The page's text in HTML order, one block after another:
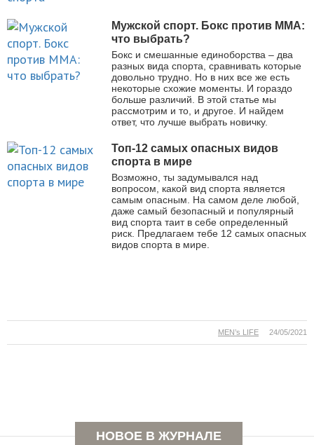
Мужской спорт. Бокс против ММА:
что выбрать?
Бокс и смешанные единоборства – два
разных вида спорта, сравнивать которые
довольно трудно. Но в них все же есть
некоторые схожие моменты. И гораздо
больше различий. В этой статье мы
рассмотрим и то, и другое. И найдем
ответ, что лучше выбрать новичку.
Топ-12 самых опасных видов
спорта в мире
Возможно, ты задумывался над
вопросом, какой вид спорта является
самым опасным. На самом деле любой,
даже самый безопасный и популярный
вид спорта таит в себе определенный
риск. Предлагаем тебе 12 самых опасных
видов спорта в мире.
24/05/2021
MEN’s LIFE
НОВОЕ В ЖУРНАЛЕ
Раннее отцовство повышает